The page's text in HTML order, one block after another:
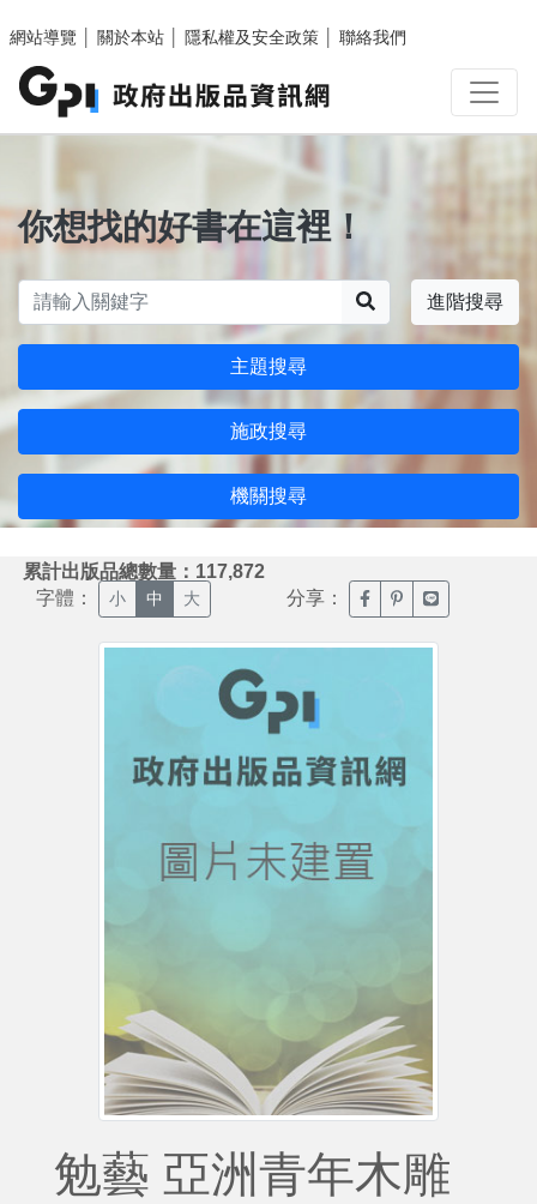
網站導覽
關於本站 隱私權及安全政策 聯絡我們
你想找的好書在這裡！
進階搜尋
主題搜尋
施政搜尋
機關搜尋
累計出版品總數量：117,872
字體： 小 中 大 分享： 臉書分享(另開新視窗)
噗浪分享(另開新
Line分享(另
勉藝 亞洲青年木雕